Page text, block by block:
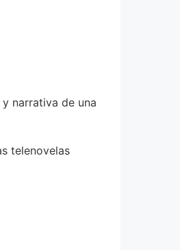
narrativa de una
telenovelas